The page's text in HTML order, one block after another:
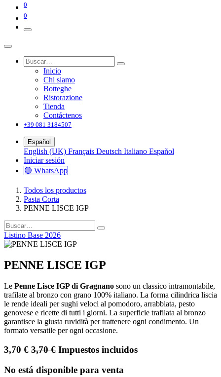
0
0
Inicio
Chi siamo
Botteghe
Ristorazione
Tienda
Contáctenos
+39 081 3184507
Español
English (UK) Français Deutsch Italiano Español
Iniciar sesión
🟢 WhatsApp
Todos los productos
Pasta Corta
PENNE LISCE IGP
Listino Base 2026
PENNE LISCE IGP
Le Penne Lisce IGP di Gragnano sono un classico intramontabile,
trafilate al bronzo con grano 100% italiano. La forma cilindrica liscia
le rende ideali per sughi veloci al pomodoro, arrabbiata, pesto
genovese e ricette di tutti i giorni. La superficie trafilata al bronzo
garantisce la giusta ruvidità per trattenere ogni condimento. Un
formato versatile per ogni occasione.
3,70 € 3,70€ Impuestos incluidos
No está disponible para venta